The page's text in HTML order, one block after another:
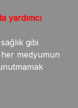
yardımcı
gibi
medyumun